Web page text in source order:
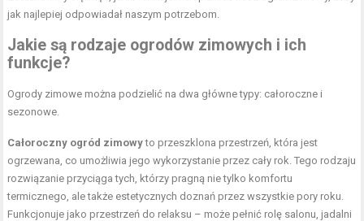
jak najlepiej odpowiadał naszym potrzebom.
Jakie są rodzaje ogrodów zimowych i ich
funkcje?
Ogrody zimowe można podzielić na dwa główne typy: całoroczne i
sezonowe.
Całoroczny ogród zimowyto przeszklona przestrzeń, która jest
ogrzewana, co umożliwia jego wykorzystanie przez cały rok. Tego rodzaju
rozwiązanie przyciąga tych, którzy pragną nie tylko komfortu
termicznego, ale także estetycznych doznań przez wszystkie pory roku.
Funkcjonuje jako przestrzeń do relaksu – może pełnić rolę salonu, jadalni